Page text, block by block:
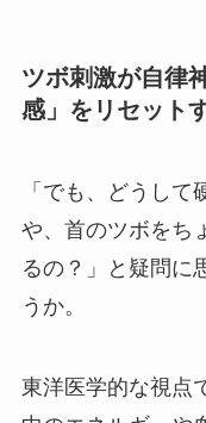
ツボ刺激が自律
感」をリセット
「でも、どうし
や、首のツボをち
るの？」と疑問に
うか。
東洋医学的な視点